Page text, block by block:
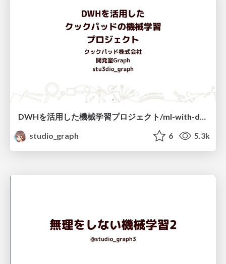
DWHを活用した機械学習プロジェクト/ml-with-dwh
studio_graph
6 5.3k